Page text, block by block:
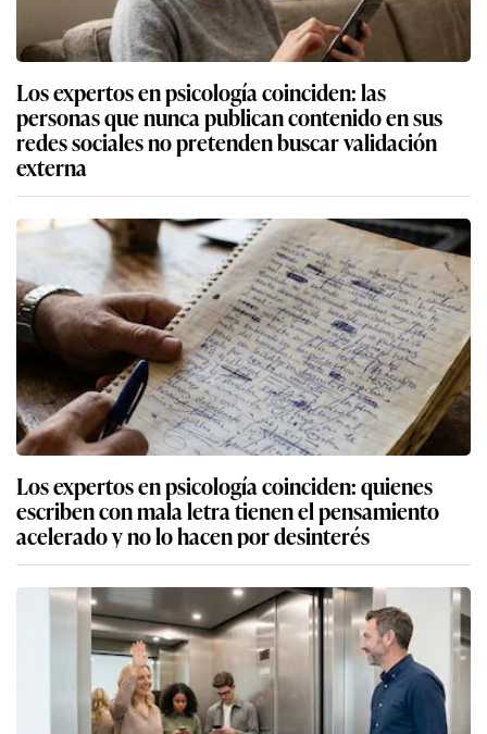
Los expertos en psicología coinciden: las
personas que nunca publican contenido en sus
redes sociales no pretenden buscar validación
externa
Los expertos en psicología coinciden: quienes
escriben con mala letra tienen el pensamiento
acelerado y no lo hacen por desinterés